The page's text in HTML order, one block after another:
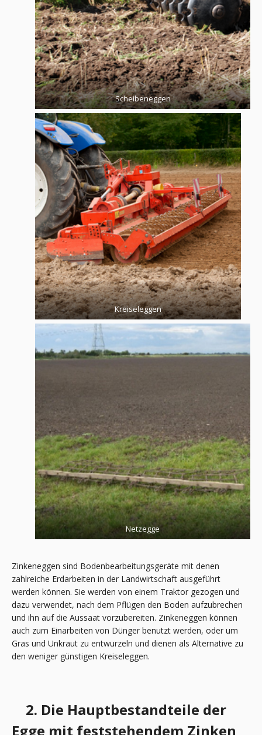
Scheibeneggen
Kreiseleggen
Netzegge
Zinkeneggen sind Bodenbearbeitungsgeräte mit denen
zahlreiche Erdarbeiten in der Landwirtschaft ausgeführt
werden können. Sie werden von einem Traktor gezogen und
dazu verwendet, nach dem Pflügen den Boden aufzubrechen
und ihn auf die Aussaat vorzubereiten. Zinkeneggen können
auch zum Einarbeiten von Dünger benutzt werden, oder um
Gras und Unkraut zu entwurzeln und dienen als Alternative zu
den weniger günstigen Kreiseleggen.
2. Die Hauptbestandteile der
Egge mit feststehendem Zinken